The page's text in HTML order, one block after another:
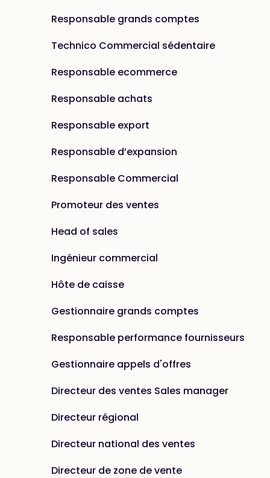
Responsable grands comptes
Technico Commercial sédentaire
Responsable ecommerce
Responsable achats
Responsable export
Responsable d’expansion
Responsable Commercial
Promoteur des ventes
Head of sales
Ingénieur commercial
Hôte de caisse
Gestionnaire grands comptes
Responsable performance fournisseurs
Gestionnaire appels d'offres
Directeur des ventes Sales manager
Directeur régional
Directeur national des ventes
Directeur de zone de vente